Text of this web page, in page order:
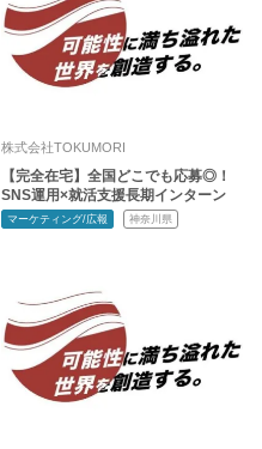
株式会社TOKUMORI
【完全在宅】全国どこでも応募◎！
SNS運用×就活支援長期インターン
マーケティング/広報 神奈川県